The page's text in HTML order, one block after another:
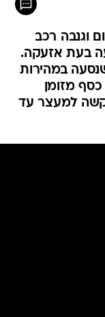
וגנבה רכב
בעת אזעקה.
במהירות
מזומן
למעצר עד